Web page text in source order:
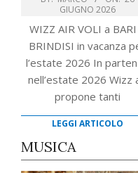
GIUGNO 2026
WIZZ AIR VOLI a
BRINDISI in vacanza
l’estate 2026 In
nell’estate 2026 Wizz
propone tanti
LEGGI ARTICOLO
MUSICA